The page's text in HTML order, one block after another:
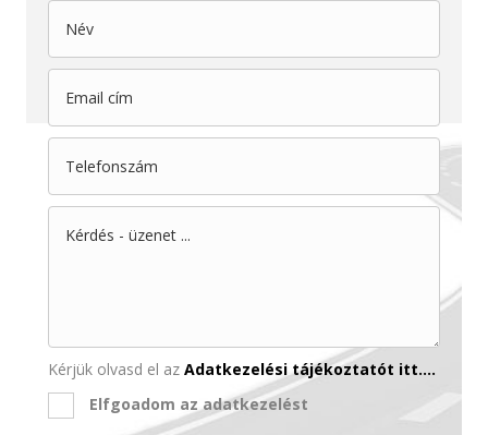
Kérjük olvasd el az Adatkezelési tájékoztatót itt....
Elfgoadom az adatkezelést